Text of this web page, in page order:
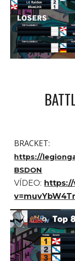
BRACKET:
https://
BSDON
VÍDEO: